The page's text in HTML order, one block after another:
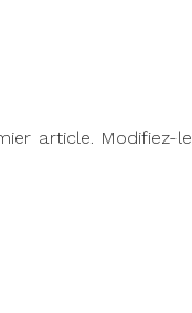
article. Modifiez-le